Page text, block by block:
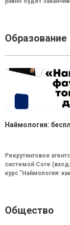
Образование
Наймология:
Рекрутинговое
системой Core
курс "Наймология:
Общество